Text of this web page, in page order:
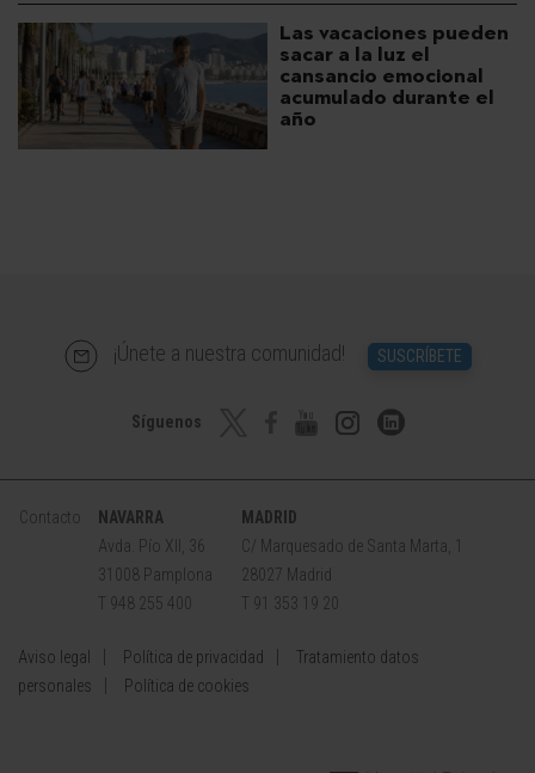
Las vacaciones pueden
sacar a la luz el
cansancio emocional
acumulado durante el
año
¡Únete a nuestra comunidad! SUSCRÍBETE
Síguenos
Contacto
NAVARRA
Avda. Pío XII, 36
31008 Pamplona
T 948 255 400
MADRID
C/ Marquesado de Santa Marta, 1
28027 Madrid
T 91 353 19 20
Aviso legal Política de privacidad
Tratamiento datos
personales
Política de cookies